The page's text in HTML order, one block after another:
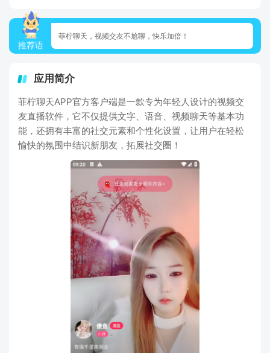
推荐语
菲柠聊天，视频交友不尬聊，快乐加倍！
应用简介
菲柠聊天APP官方客户端是一款专为年轻人设计的视频交
友直播软件，它不仅提供文字、语音、视频聊天等基本功
能，还拥有丰富的社交元素和个性化设置，让用户在轻松
愉快的氛围中结识新朋友，拓展社交圈！